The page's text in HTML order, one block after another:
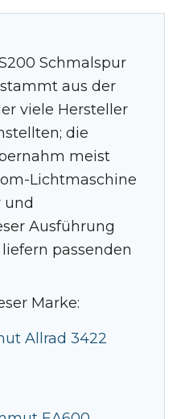
Schmalspur
stammt aus der
viele Hersteller
die
meist
Lichtmaschine
und
Ausführung
passenden
Marke:
Allrad 3422